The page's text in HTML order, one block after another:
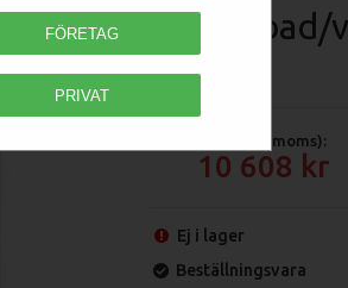
FÖRETAG
PRIVAT
Vattenbad/
00018585
Pris (exkl moms):
10 608
Ej i lager
Beställningsvara